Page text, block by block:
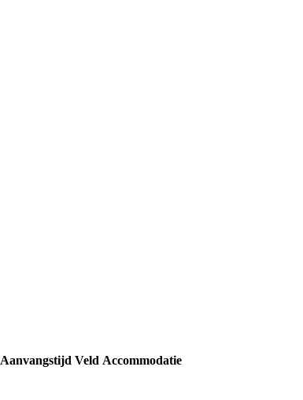
Aanvangstijd Veld Accommodatie